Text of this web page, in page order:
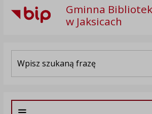
Gminna
w Jaksicach